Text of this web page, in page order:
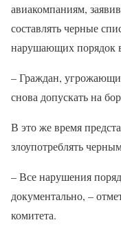
авиакомпаниям,
составлять черные
нарушающих порядок
– Граждан,
снова допускать на
В это же время
злоупотреблять
– Все нарушения
документально, –
комитета.